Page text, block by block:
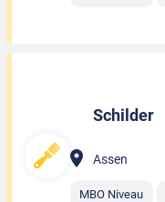
Schilder
Assen
MBO Niveau